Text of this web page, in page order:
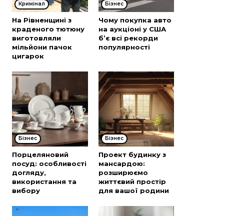
Кримінал
На Рівненщині з
краденого тютюну
виготовляли
мільйони пачок
цигарок
Бізнес
Чому покупка авто
на аукціоні у США
б’є всі рекорди
популярності
Бізнес
Порцеляновий
посуд: особливості
догляду,
використання та
вибору
Бізнес
Проект будинку з
мансардою:
розширюємо
життєвий простір
для вашої родини